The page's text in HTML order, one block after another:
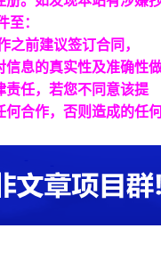
至：
之前建议签订合同，
息的真实性及准确性
责任，若您不同意该提
何合作，否则造成的任